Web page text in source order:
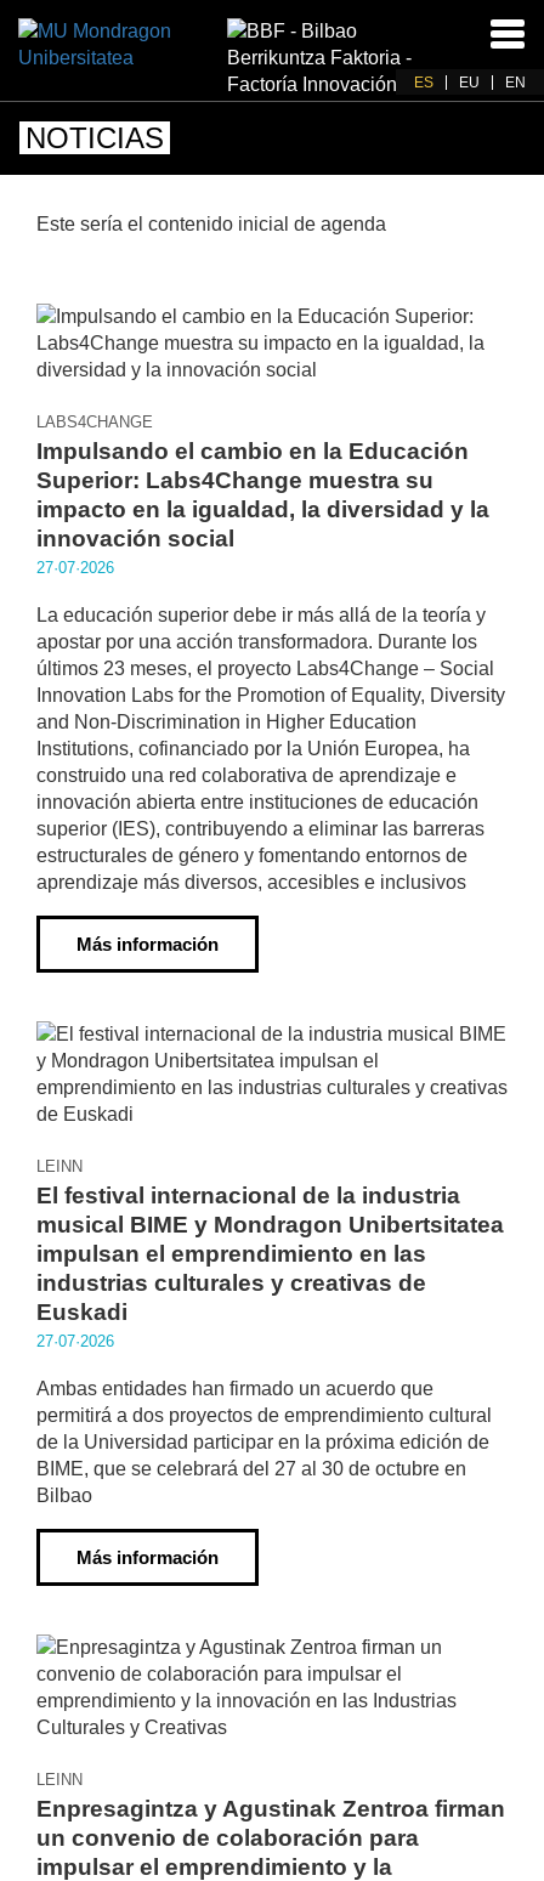
ES EU EN
NOTICIAS
Este sería el contenido inicial de agenda
LABS4CHANGE
Impulsando el cambio en la Educación
Superior: Labs4Change muestra su
impacto en la igualdad, la diversidad y la
innovación social
27·07·2026
La educación superior debe ir más allá de la teoría y
apostar por una acción transformadora. Durante los
últimos 23 meses, el proyecto Labs4Change – Social
Innovation Labs for the Promotion of Equality, Diversity
and Non-Discrimination in Higher Education
Institutions, cofinanciado por la Unión Europea, ha
construido una red colaborativa de aprendizaje e
innovación abierta entre instituciones de educación
superior (IES), contribuyendo a eliminar las barreras
estructurales de género y fomentando entornos de
aprendizaje más diversos, accesibles e inclusivos
Más información
LEINN
El festival internacional de la industria
musical BIME y Mondragon Unibertsitatea
impulsan el emprendimiento en las
industrias culturales y creativas de
Euskadi
27·07·2026
Ambas entidades han firmado un acuerdo que
permitirá a dos proyectos de emprendimiento cultural
de la Universidad participar en la próxima edición de
BIME, que se celebrará del 27 al 30 de octubre en
Bilbao
Más información
LEINN
Enpresagintza y Agustinak Zentroa firman
un convenio de colaboración para
impulsar el emprendimiento y la